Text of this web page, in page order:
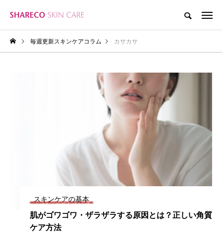
毎週更新スキンケアコラム カサカサ
スキンケアの基本
肌がゴワゴワ・ザラザラする原因とは？正しい角質
ケア方法